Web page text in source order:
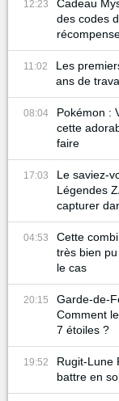
12:23
Cadeau
des codes
11:02
Les
ans de
08:04
Pokémon :
cette
faire
17:03
Le saviez-
Légendes
capturer
04:53
Cette
très bien
le cas
20:15
Garde-de-
Comment
7 étoiles ?
19:52
Rugit-Lune
battre en